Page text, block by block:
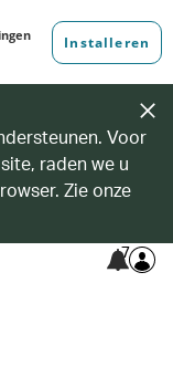
Voor
raden we u
Zie onze
7